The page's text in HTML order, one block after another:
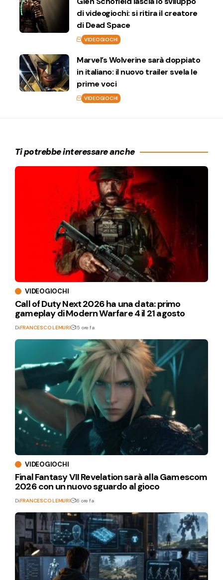
di videogiochi: si ritira il creatore
di Dead Space
VIDEOGIOCHI
Marvel’s Wolverine sarà doppiato
in italiano: il nuovo trailer svela le
prime voci
VIDEOGIOCHI
Ti potrebbe interessare anche
VIDEOGIOCHI
Call of Duty Next 2026 ha una data: primo
gameplay di Modern Warfare 4 il 21 agosto
DiFRANCESCO LEMURI 15 ore fa
VIDEOGIOCHI
Final Fantasy VII Revelation sarà alla Gamescom
2026 con un nuovo sguardo al gioco
DiFRANCESCO LEMURI 16 ore fa